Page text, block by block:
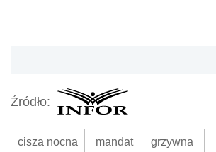
Źródło:
cisza nocna mandat grzywna